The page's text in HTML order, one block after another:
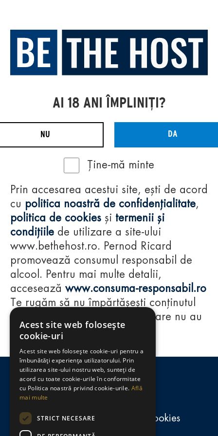
Regulamente
consumă-responsabil.ro
Politica de confidențialitate și cookies
AI 18 ANI ÎMPLINIȚI?
NU DA
Ține-mă minte
Prin accesarea acestui site, ești de acord
cu politica noastră de confidențialitate,
politica de cookies și termenii și
condițiile de utilizare a site-ului
www.bethehost.ro. Pernod Ricard
promovează consumul responsabil de
alcool. Pentru mai multe detalii,
accesează www.consuma-responsabil.ro
Te rugăm să nu împărtășești conținutul
acestui website cu persoane care nu au
împlinit vârsta de 18 ani.
Acest site web folosește
cookie-uri
Acest site web folosește cookie-uri pentru a
îmbunătăți experiența utilizatorului. Prin
utilizarea site-ului nostru web, sunteți de
acord cu toate cookie-urile în conformitate
cu Politica noastră privind cookie-urile. Află
mai multe
STRICT NECESARE